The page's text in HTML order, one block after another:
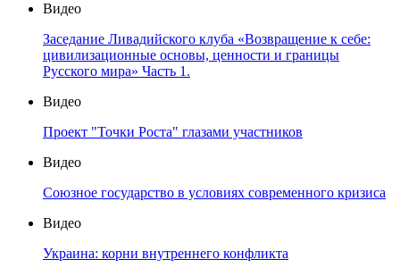
Видео
Заседание Ливадийского клуба «Возвращение к себе:
цивилизационные основы, ценности и границы
Русского мира» Часть 1.
Видео
Проект "Точки Роста" глазами участников
Видео
Союзное государство в условиях современного кризиса
Видео
Украина: корни внутреннего конфликта